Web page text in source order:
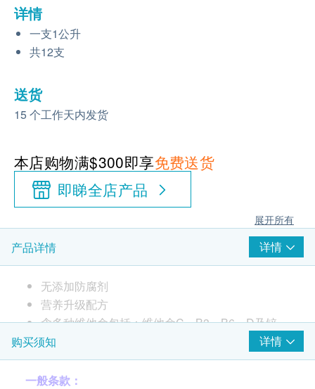
详情
一支1公升
共12支
送货
15 个工作天内发货
本店购物满$300即享免费送货
即睇全店产品
展开所有
产品详情 详情
无添加防腐剂
营养升级配方
含多种维他命包括：维他命C、B3、B6、D及锌
成份：水、浓缩橙汁、糖、橙肉、维他命(C, 烟碱
胺, B6, D)、酸度调节剂(330)、调味料、色素
(160a)、葡萄糖酸锌
购买须知 详情
一般条款：